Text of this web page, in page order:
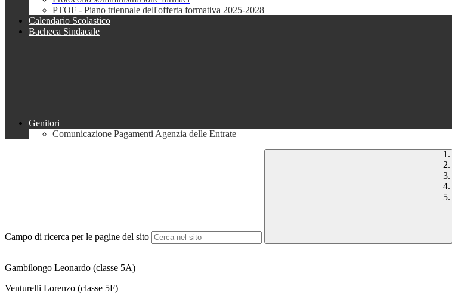
PTOF - Piano triennale dell'offerta formativa 2025-2028
Calendario Scolastico
Bacheca Sindacale
Genitori
Comunicazione Pagamenti Agenzia delle Entrate
Campo di ricerca per le pagine del sito
Gambilongo Leonardo (classe 5A)
Venturelli Lorenzo (classe 5F)